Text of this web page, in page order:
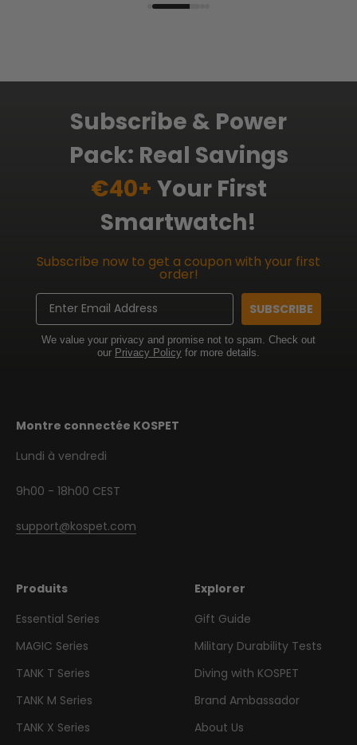
Subscribe & Power
Pack: Real Savings
€40+ Your First
Smartwatch!
Subscribe now to get a coupon with your first
order!
Email
SUBSCRIBE
We value your privacy and promise not to spam. Check out
our Privacy Policy for more details.
Montre connectée KOSPET
Lundi à vendredi
9h00 - 18h00 CEST
support@kospet.com
Produits
Essential Series
MAGIC Series
TANK T Series
TANK M Series
TANK X Series
Explorer
Gift Guide
Military Durability Tests
Diving with KOSPET
Brand Ambassador
About Us